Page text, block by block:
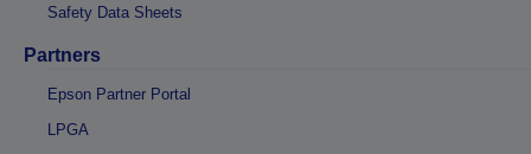
Safety Data Sheets
Partners
Epson Partner Portal
LPGA